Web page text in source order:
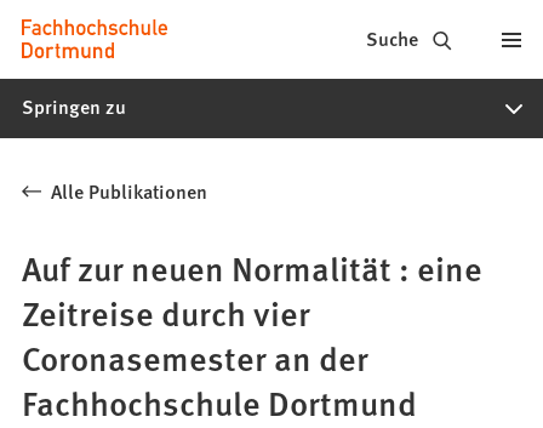
Inhalt anspringen
Fachhochschule
Dortmund
-
Studiengänge,
Bewerbung
Suche
Springen zu
Alle Publikationen
Auf zur neuen Normalität : eine
Zeitreise durch vier
Coronasemester an der
Fachhochschule Dortmund